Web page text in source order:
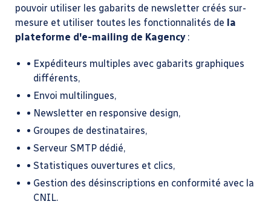
pouvoir utiliser les gabarits de newsletter créés sur-
mesure et utiliser toutes les fonctionnalités de la
plateforme d'e-mailing de Kagency:
Expéditeurs multiples avec gabarits graphiques
différents,
Envoi multilingues,
Newsletter en responsive design,
Groupes de destinataires,
Serveur SMTP dédié,
Statistiques ouvertures et clics,
Gestion des désinscriptions en conformité avec la
CNIL.